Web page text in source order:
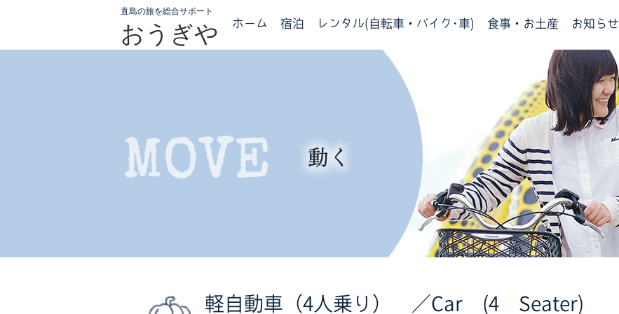
直島の旅を総合サポート
おうぎや ホーム 宿泊 レンタル(自転車・バイク･車) 食事・お土産 お知らせ
軽自動車（4人乗り） ／Car (4 Seater)